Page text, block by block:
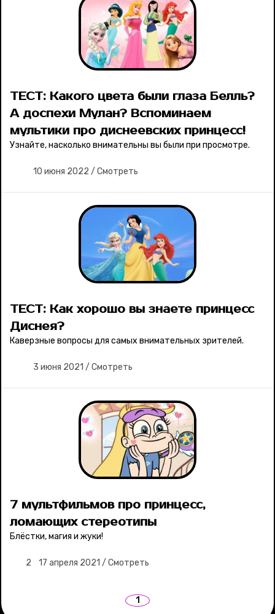
ТЕСТ: Какого цвета были глаза Белль?
А доспехи Мулан? Вспоминаем
мультики про диснеевских принцесс!
Узнайте, насколько внимательны вы были при просмотре.
10 июня 2022 / Смотреть
ТЕСТ: Как хорошо вы знаете принцесс
Диснея?
Каверзные вопросы для самых внимательных зрителей.
3 июня 2021 / Смотреть
7 мультфильмов про принцесс,
ломающих стереотипы
Блёстки, магия и жуки!
2 17 апреля 2021 / Смотреть
1